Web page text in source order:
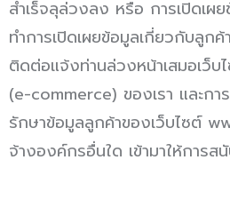
สำเร็จลุล่วงลง หรือ การเปิดเ
ทำการเปิดเผยข้อมูลเกี่ยวกับลู
ติดต่อแจ้งท่านล่วงหน้าเสมอเว็
(e-commerce) ของเรา และกา
รักษาข้อมูลลูกค้าของเว็บไซต์
จ้างองค์กรอื่นใด เข้ามาให้การ